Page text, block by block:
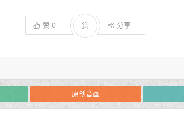
赞 0 分享
赏
原创音画